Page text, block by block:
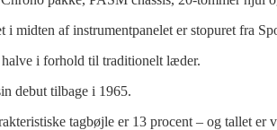
midten af instrumentpanelet er stopuret fra
halve i forhold til traditionelt læder.
debut tilbage i 1965.
tagbøjle er 13 procent – og tallet er